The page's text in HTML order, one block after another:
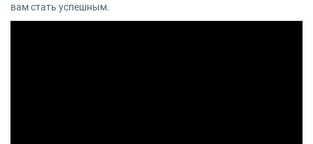
вам стать успешным.